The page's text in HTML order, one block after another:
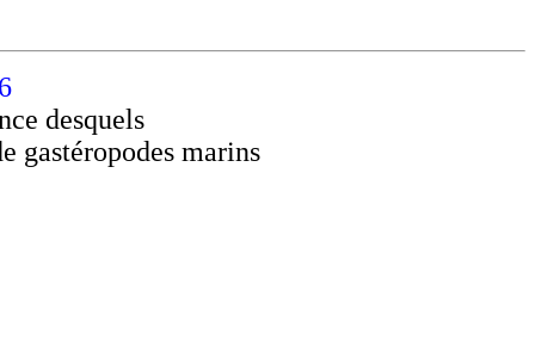
desquels
gastéropodes marins